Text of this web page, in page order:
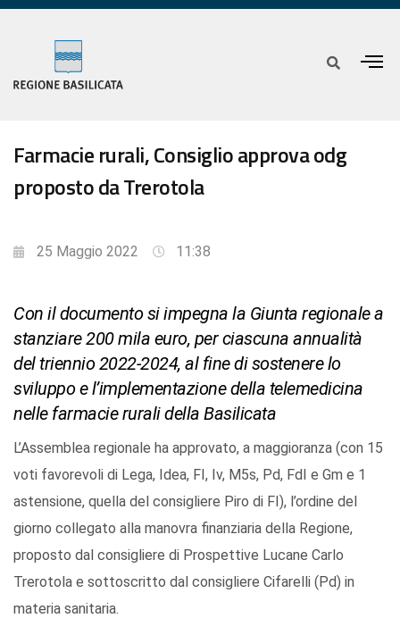
Farmacie rurali, Consiglio approva odg
proposto da Trerotola
25 Maggio 2022 11:38
Con il documento si impegna la Giunta regionale a
stanziare 200 mila euro, per ciascuna annualità
del triennio 2022-2024, al fine di sostenere lo
sviluppo e l’implementazione della telemedicina
nelle farmacie rurali della Basilicata
L’Assemblea regionale ha approvato, a maggioranza (con 15
voti favorevoli di Lega, Idea, FI, Iv, M5s, Pd, FdI e Gm e 1
astensione, quella del consigliere Piro di FI), l’ordine del
giorno collegato alla manovra finanziaria della Regione,
proposto dal consigliere di Prospettive Lucane Carlo
Trerotola e sottoscritto dal consigliere Cifarelli (Pd) in
materia sanitaria.